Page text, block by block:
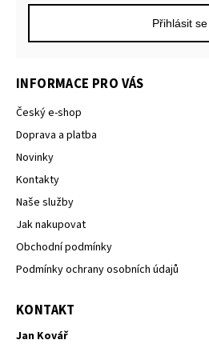
INFORMACE PRO VÁS
Český e-shop
Doprava a platba
Novinky
Kontakty
Naše služby
Jak nakupovat
Obchodní podmínky
Podmínky ochrany osobních údajů
KONTAKT
Jan Kovář
Přihlásit se